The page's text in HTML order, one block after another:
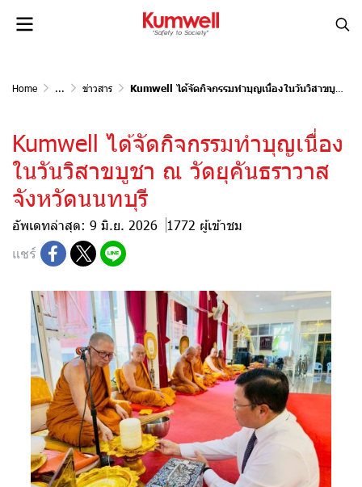
Home ... ข่าวสาร Kumwell ได้จัดกิจกรรมทำบุญเนื่องในวันวิสาขบูชา ณ วัดยุคันธราวาส จังหวัดนนทบุรี
Kumwell ได้จัดกิจกรรมทำบุญเนื่อง
ในวันวิสาขบูชา ณ วัดยุคันธราวาส
จังหวัดนนทบุรี
อัพเดทล่าสุด: 9 มิ.ย. 2026 1772 ผู้เข้าชม
แชร์